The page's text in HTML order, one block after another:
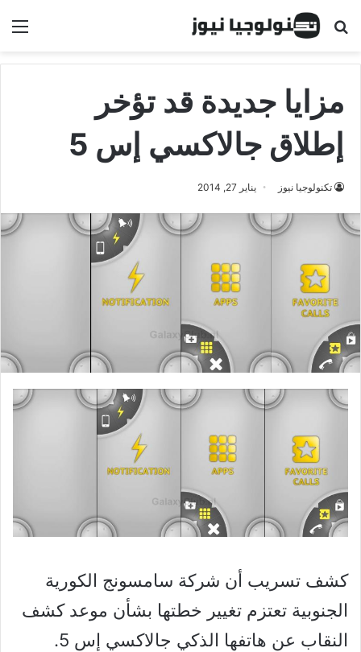
البحث عن
مزايا جديدة قد تؤخر
إطلاق جالاكسي إس 5
تكنولوجيا نيوز يناير 27, 2014
كشف تسريب أن شركة سامسونج الكورية
الجنوبية تعتزم تغيير خطتها بشأن موعد كشف
النقاب عن هاتفها الذكي جالاكسي إس 5.